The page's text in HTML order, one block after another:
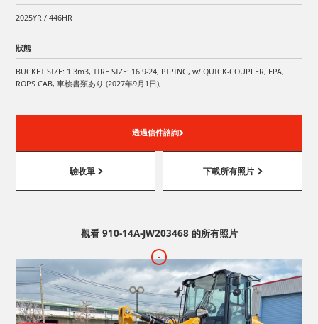
2025YR / 446HR
狀態
BUCKET SIZE: 1.3m3, TIRE SIZE: 16.9-24, PIPING, w/ QUICK-COUPLER, EPA,
ROPS CAB, 車検書類あり (2027年9月1日),
透過信件諮詢
驗收單 下載所有照片
觀看 910-14A-JW203468 的所有照片